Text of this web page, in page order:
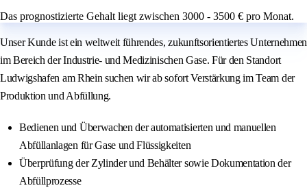
Das prognostizierte Gehalt liegt zwischen 3000 - 3500 € pro Monat.
Unser Kunde ist ein weltweit führendes, zukunftsorientiertes Unternehmen
im Bereich der Industrie- und Medizinischen Gase. Für den Standort
Ludwigshafen am Rhein suchen wir ab sofort Verstärkung im Team der
Produktion und Abfüllung.
Bedienen und Überwachen der automatisierten und manuellen
Abfüllanlagen für Gase und Flüssigkeiten
Überprüfung der Zylinder und Behälter sowie Dokumentation der
Abfüllprozesse